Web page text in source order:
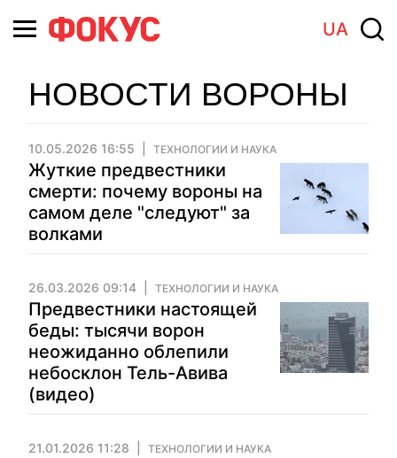
UA
НОВОСТИ ВОРОНЫ
10.05.2026 16:55 ТЕХНОЛОГИИ И НАУКА
Жуткие предвестники
смерти: почему вороны на
самом деле "следуют" за
волками
26.03.2026 09:14 ТЕХНОЛОГИИ И НАУКА
Предвестники настоящей
беды: тысячи ворон
неожиданно облепили
небосклон Тель-Авива
(видео)
21.01.2026 11:28 ТЕХНОЛОГИИ И НАУКА